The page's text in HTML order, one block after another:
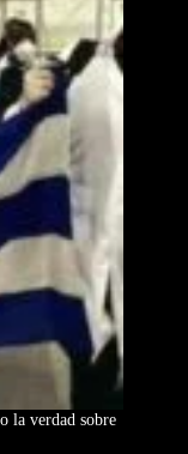
la verdad sobre